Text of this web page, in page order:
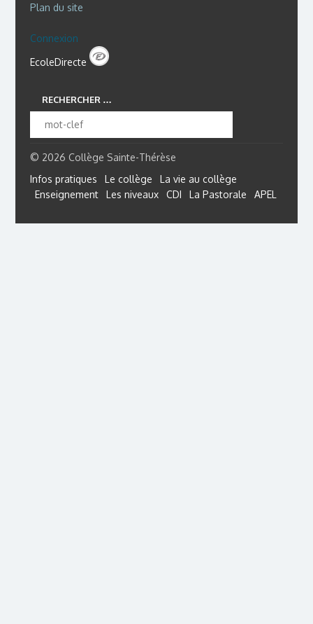
Plan du site
Connexion
EcoleDirecte
RECHERCHER …
© 2026 Collège Sainte-Thérèse
Infos pratiques
Le collège
La vie au collège
Enseignement
Les niveaux CDI La Pastorale APEL